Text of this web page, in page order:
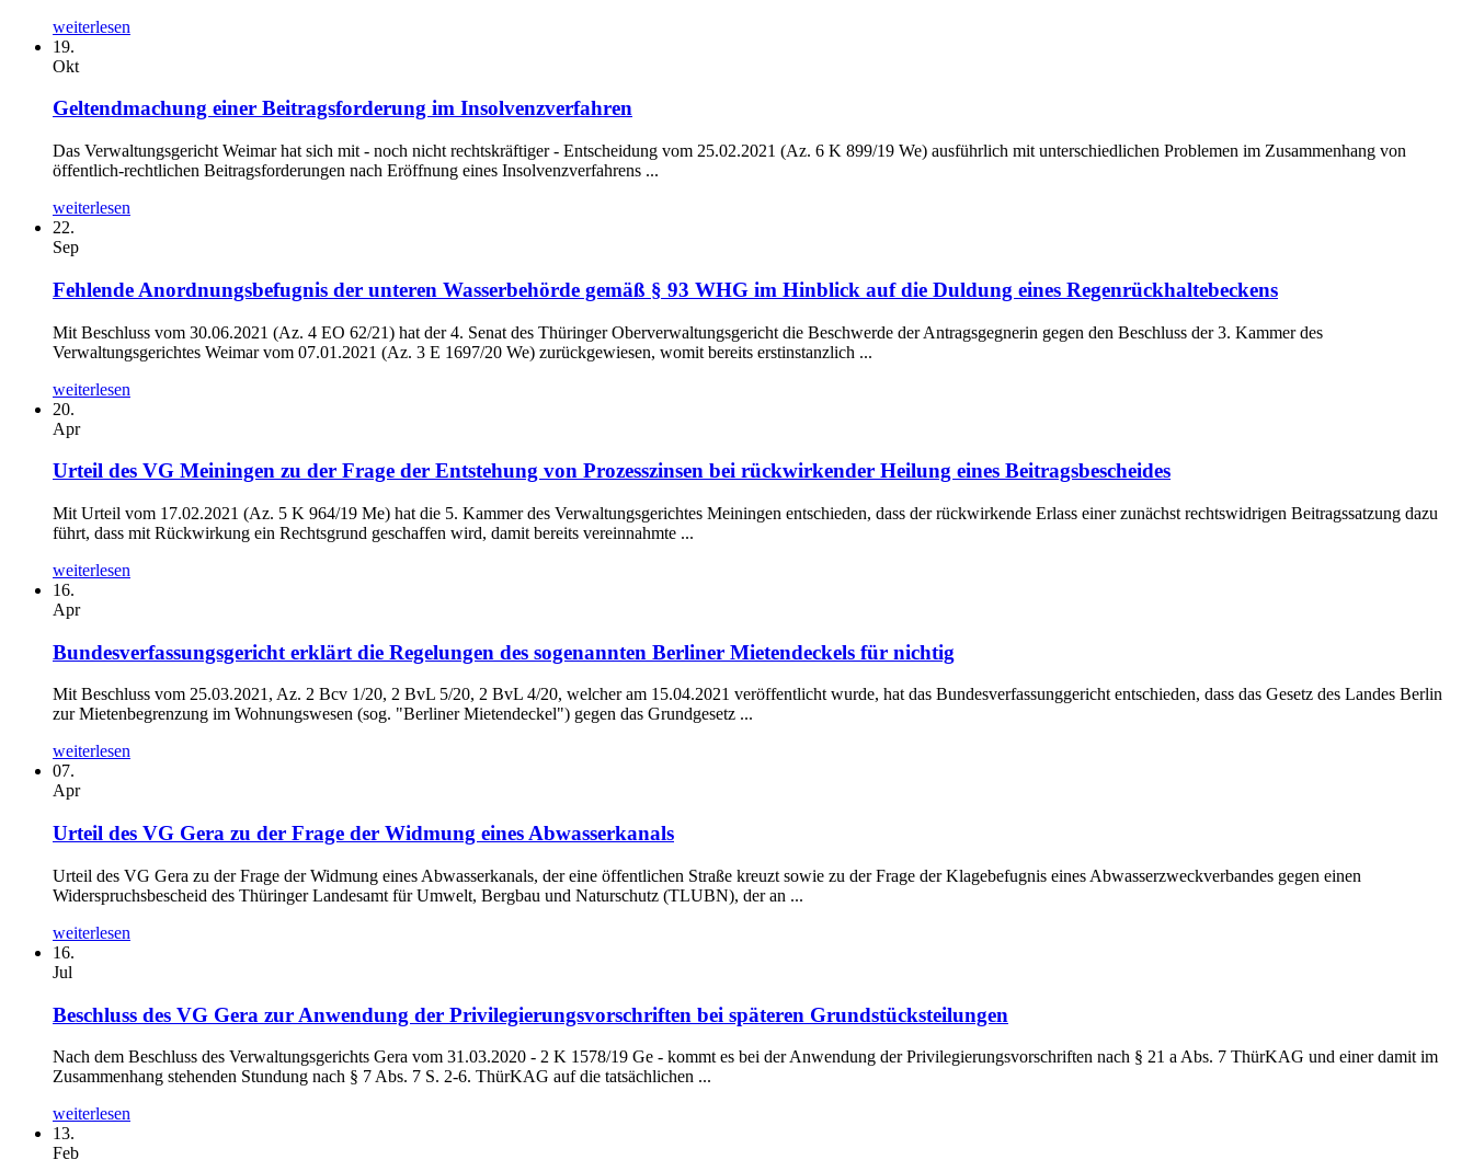
weiterlesen
19.
Okt
Geltendmachung einer Beitragsforderung im Insolvenzverfahren
Das Verwaltungsgericht Weimar hat sich mit - noch nicht rechtskräftiger - Entscheidung vom 25.02.2021 (Az. 6 K 899/19 We) ausführlich mit unterschiedlichen Problemen im Zusammenhang von
öffentlich-rechtlichen Beitragsforderungen nach Eröffnung eines Insolvenzverfahrens ...
weiterlesen
22.
Sep
Fehlende Anordnungsbefugnis der unteren Wasserbehörde gemäß § 93 WHG im Hinblick auf die Duldung eines Regenrückhaltebeckens
Mit Beschluss vom 30.06.2021 (Az. 4 EO 62/21) hat der 4. Senat des Thüringer Oberverwaltungsgericht die Beschwerde der Antragsgegnerin gegen den Beschluss der 3. Kammer des
Verwaltungsgerichtes Weimar vom 07.01.2021 (Az. 3 E 1697/20 We) zurückgewiesen, womit bereits erstinstanzlich ...
weiterlesen
20.
Apr
Urteil des VG Meiningen zu der Frage der Entstehung von Prozesszinsen bei rückwirkender Heilung eines Beitragsbescheides
Mit Urteil vom 17.02.2021 (Az. 5 K 964/19 Me) hat die 5. Kammer des Verwaltungsgerichtes Meiningen entschieden, dass der rückwirkende Erlass einer zunächst rechtswidrigen Beitragssatzung dazu
führt, dass mit Rückwirkung ein Rechtsgrund geschaffen wird, damit bereits vereinnahmte ...
weiterlesen
16.
Apr
Bundesverfassungsgericht erklärt die Regelungen des sogenannten Berliner Mietendeckels für nichtig
Mit Beschluss vom 25.03.2021, Az. 2 Bcv 1/20, 2 BvL 5/20, 2 BvL 4/20, welcher am 15.04.2021 veröffentlicht wurde, hat das Bundesverfassunggericht entschieden, dass das Gesetz des Landes Berlin
zur Mietenbegrenzung im Wohnungswesen (sog. "Berliner Mietendeckel") gegen das Grundgesetz ...
weiterlesen
07.
Apr
Urteil des VG Gera zu der Frage der Widmung eines Abwasserkanals
Urteil des VG Gera zu der Frage der Widmung eines Abwasserkanals, der eine öffentlichen Straße kreuzt sowie zu der Frage der Klagebefugnis eines Abwasserzweckverbandes gegen einen
Widerspruchsbescheid des Thüringer Landesamt für Umwelt, Bergbau und Naturschutz (TLUBN), der an ...
weiterlesen
16.
Jul
Beschluss des VG Gera zur Anwendung der Privilegierungsvorschriften bei späteren Grundstücksteilungen
Nach dem Beschluss des Verwaltungsgerichts Gera vom 31.03.2020 - 2 K 1578/19 Ge - kommt es bei der Anwendung der Privilegierungsvorschriften nach § 21 a Abs. 7 ThürKAG und einer damit im
Zusammenhang stehenden Stundung nach § 7 Abs. 7 S. 2-6. ThürKAG auf die tatsächlichen ...
weiterlesen
13.
Feb